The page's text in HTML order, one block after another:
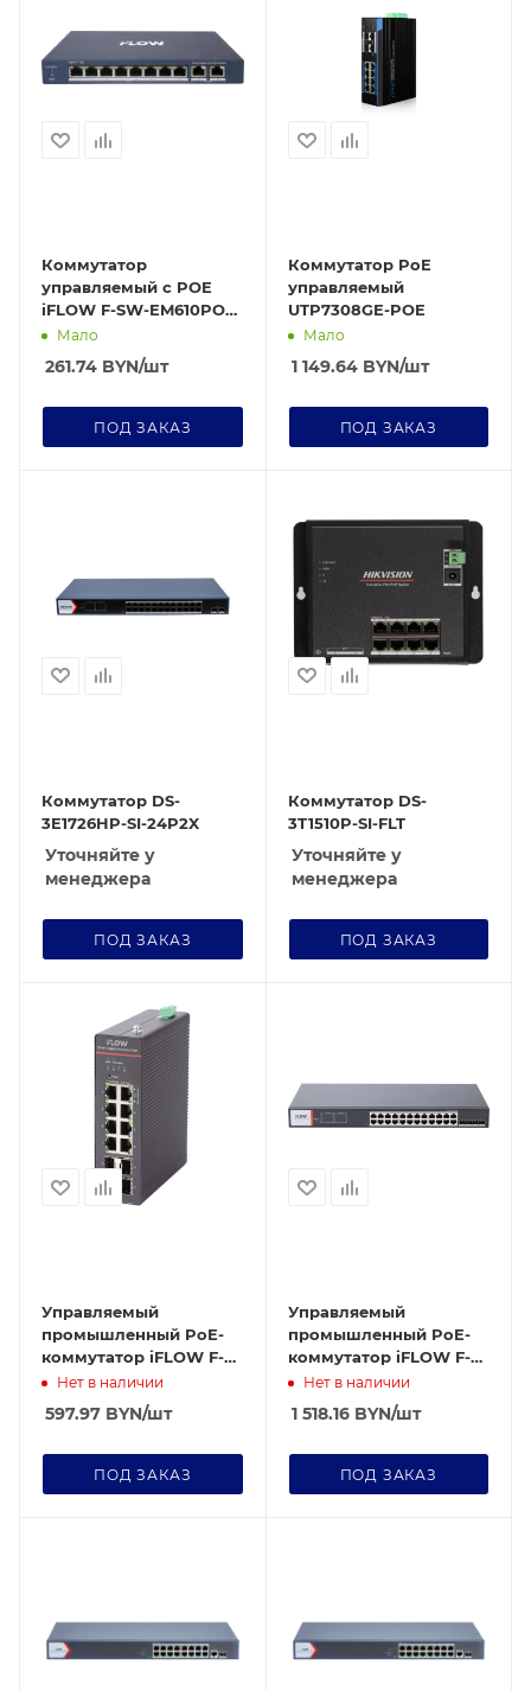
Коммутатор
управляемый c POE
iFLOW F-SW-EM610POE-
VM/L
Мало
261.74 BYN/шт
ПОД ЗАКАЗ
Коммутатор PoE
управляемый
UTP7308GE-POE
Мало
1 149.64BYN/шт
ПОД ЗАКАЗ
Коммутатор DS-
3E1726HP-SI-24P2X
Уточняйте у
менеджера
ПОД ЗАКАЗ
Коммутатор DS-
3T1510P-SI-FLT
Уточняйте у
менеджера
ПОД ЗАКАЗ
Управляемый
промышленный PoE-
коммутатор iFLOW F-
SW-IM612HPOE-PM-
Нет в наличии
597.97 BYN/шт
ПОД ЗАКАЗ
Управляемый
промышленный PoE-
коммутатор iFLOW F-
SW-IM628HPOE-PM-
Нет в наличии
1 518.16BYN/шт
ПОД ЗАКАЗ